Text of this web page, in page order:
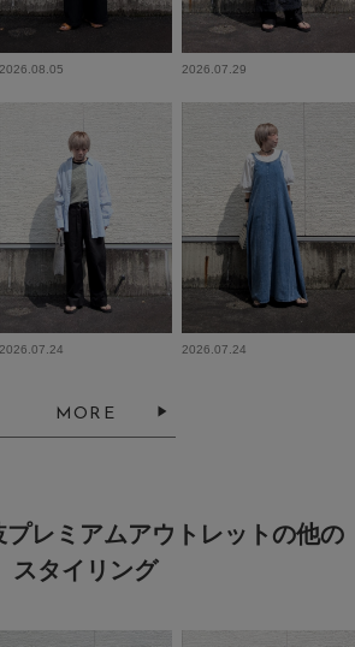
2026.08.05 2026.07.29
2026.07.24 2026.07.24
MORE
レミアムアウトレットの他の
スタイリング